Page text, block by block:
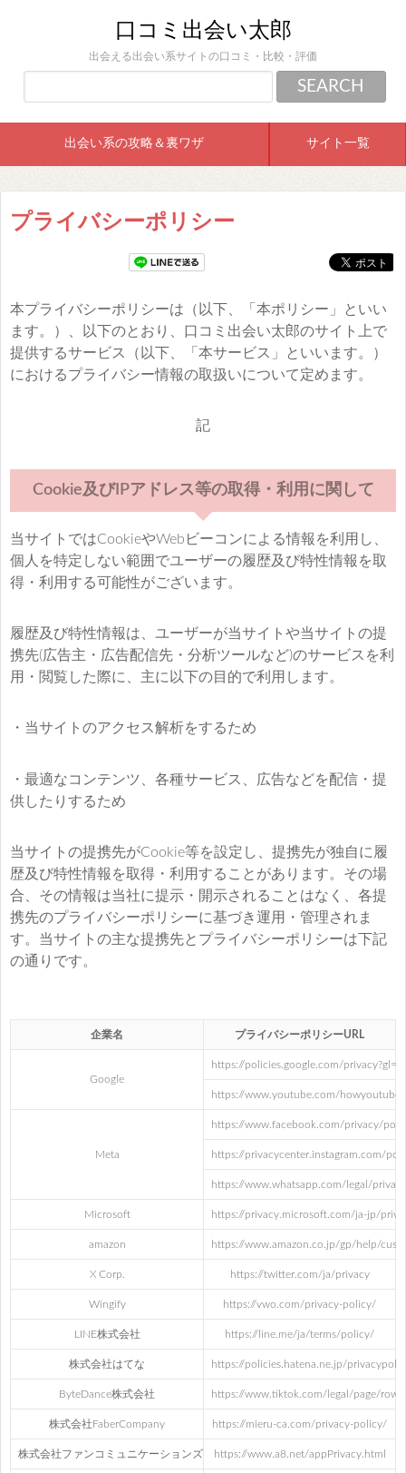
口コミ出会い太郎
出会える出会い系サイトの口コミ・比較・評価
出会い系の攻略＆裏ワザ サイト一覧
プライバシーポリシー
本プライバシーポリシーは（以下、「本ポリシー」といい
ます。）、以下のとおり、口コミ出会い太郎のサイト上で
提供するサービス（以下、「本サービス」といいます。）
におけるプライバシー情報の取扱いについて定めます。
記
Cookie及びIPアドレス等の取得・利用に関して
当サイトではCookieやWebビーコンによる情報を利用し、
個人を特定しない範囲でユーザーの履歴及び特性情報を取
得・利用する可能性がございます。
履歴及び特性情報は、ユーザーが当サイトや当サイトの提
携先(広告主・広告配信先・分析ツールなど)のサービスを利
用・閲覧した際に、主に以下の目的で利用します。
・当サイトのアクセス解析をするため
・最適なコンテンツ、各種サービス、広告などを配信・提
供したりするため
当サイトの提携先がCookie等を設定し、提携先が独自に履
歴及び特性情報を取得・利用することがあります。その場
合、その情報は当社に提示・開示されることはなく、各提
携先のプライバシーポリシーに基づき運用・管理されま
す。当サイトの主な提携先とプライバシーポリシーは下記
の通りです。
企業名 プライバシーポリシーURL
Google
https://policies.google.com/privacy?gl=jp
https://www.youtube.com/
Meta
https://www.facebook.com/privacy/
https://privacycenter.instagram.com/
https://www.whatsapp.com/legal/
Microsoft https://privacy.microsoft.com/ja-jp/
amazon https://www.amazon.co.jp/gp/help/
X Corp. https://twitter.com/ja/privacy
Wingify https://vwo.com/privacy-policy/
LINE株式会社 https://line.me/ja/terms/policy/
株式会社はてな https://policies.hatena.ne.jp/
ByteDance株式会社 https://www.tiktok.com/legal/page/row/
株式会社FaberCompany https://mieru-ca.com/privacy-policy/
株式会社ファンコミュニケーションズ https://www.a8.net/appPrivacy.html